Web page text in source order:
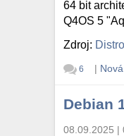
64 bit
Q4OS 5
Zdroj:
6 |
Debian
08.09.2025 |